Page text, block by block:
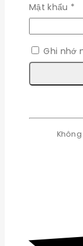
Mật khẩu *
Ghi nhớ